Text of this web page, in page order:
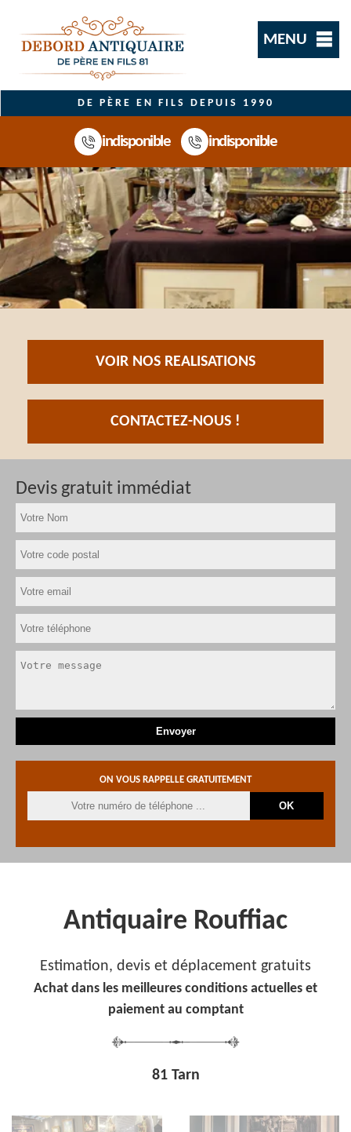
MENU
DE PÈRE EN FILS DEPUIS 1990
indisponible indisponible
VOIR NOS REALISATIONS
CONTACTEZ-NOUS !
Devis gratuit immédiat
ON VOUS RAPPELLE GRATUITEMENT
Antiquaire Rouffiac
Estimation, devis et déplacement gratuits
Achat dans les meilleures conditions actuelles et
paiement au comptant
81 Tarn